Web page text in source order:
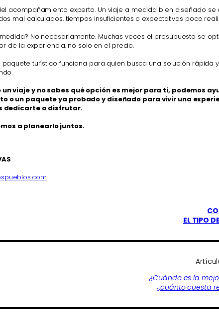
acompañamiento experto. Un viaje a medida bien diseñado
mal calculados, tiempos insuficientes o expectativas poco
No necesariamente. Muchas veces el presupuesto se
de la experiencia, no solo en el precio.
paquete turístico funciona para quien busca una solución
un viaje y no sabes qué opción es mejor para ti,
o un paquete ya probado y diseñado para vivir una
dedicarte a disfrutar.
a planearlo juntos.
EL TIPO
¿Cuándo es la
¿cuánto cuesta